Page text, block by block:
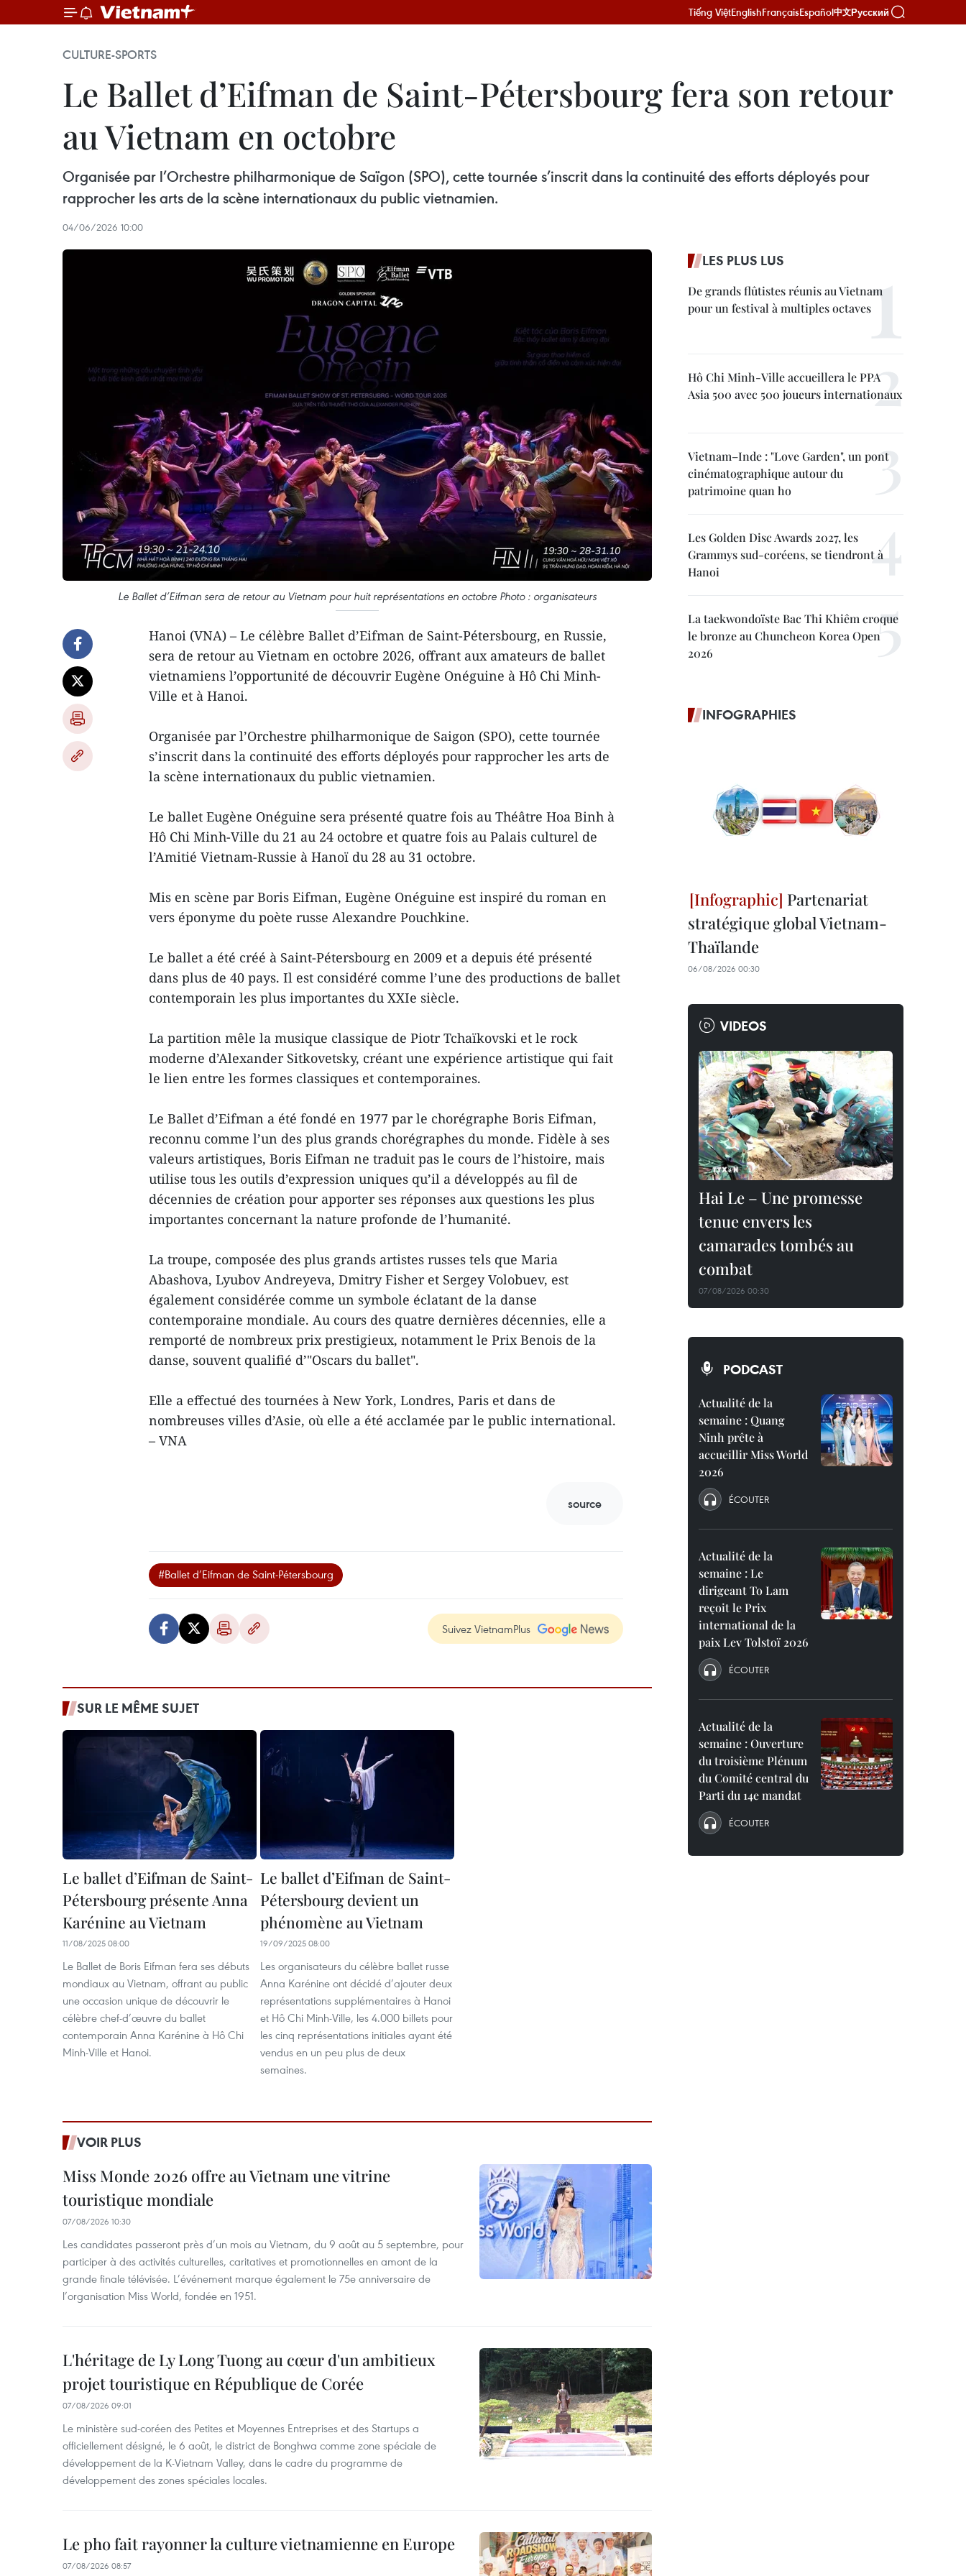
Tiếng ViệtEnglishFrançaisEspañol中文Русский
CULTURE-SPORTS
Le Ballet d’Eifman de Saint-Pétersbourg fera son retour
au Vietnam en octobre
Organisée par l’Orchestre philharmonique de Saïgon (SPO), cette tournée s’inscrit dans la continuité des efforts déployés pour
rapprocher les arts de la scène internationaux du public vietnamien.
04/06/2026 10:00
Le Ballet d’Eifman sera de retour au Vietnam pour huit représentations en octobre Photo : organisateurs
Hanoi (VNA) – Le célèbre Ballet d’Eifman de Saint-Pétersbourg, en Russie,
sera de retour au Vietnam en octobre 2026, offrant aux amateurs de ballet
vietnamiens l’opportunité de découvrir Eugène Onéguine à Hô Chi Minh-
Ville et à Hanoi.
Organisée par l’Orchestre philharmonique de Saigon (SPO), cette tournée
s’inscrit dans la continuité des efforts déployés pour rapprocher les arts de
la scène internationaux du public vietnamien.
Le ballet Eugène Onéguine sera présenté quatre fois au Théâtre Hoa Binh à
Hô Chi Minh-Ville du 21 au 24 octobre et quatre fois au Palais culturel de
l’Amitié Vietnam-Russie à Hanoï du 28 au 31 octobre.
Mis en scène par Boris Eifman, Eugène Onéguine est inspiré du roman en
vers éponyme du poète russe Alexandre Pouchkine.
Le ballet a été créé à Saint-Pétersbourg en 2009 et a depuis été présenté
dans plus de 40 pays. Il est considéré comme l’une des productions de ballet
contemporain les plus importantes du XXIe siècle.
La partition mêle la musique classique de Piotr Tchaïkovski et le rock
moderne d’Alexander Sitkovetsky, créant une expérience artistique qui fait
le lien entre les formes classiques et contemporaines.
Le Ballet d’Eifman a été fondé en 1977 par le chorégraphe Boris Eifman,
reconnu comme l’un des plus grands chorégraphes du monde. Fidèle à ses
valeurs artistiques, Boris Eifman ne traduit pas le cours de l’histoire, mais
utilise tous les outils d’expression uniques qu’il a développés au fil de
décennies de création pour apporter ses réponses aux questions les plus
importantes concernant la nature profonde de l’humanité.
La troupe, composée des plus grands artistes russes tels que Maria
Abashova, Lyubov Andreyeva, Dmitry Fisher et Sergey Volobuev, est
également considérée comme un symbole éclatant de la danse
contemporaine mondiale. Au cours des quatre dernières décennies, elle a
remporté de nombreux prix prestigieux, notamment le Prix Benois de la
danse, souvent qualifié d’"Oscars du ballet".
Elle a effectué des tournées à New York, Londres, Paris et dans de
nombreuses villes d’Asie, où elle a été acclamée par le public international.
– VNA
source
#Ballet d’Eifman de Saint-Pétersbourg
Suivez VietnamPlus
SUR LE MÊME SUJET
Le ballet d’Eifman de Saint-
Pétersbourg présente Anna
Karénine au Vietnam
11/08/2025 08:00
Le Ballet de Boris Eifman fera ses débuts
mondiaux au Vietnam, offrant au public
une occasion unique de découvrir le
célèbre chef-d’œuvre du ballet
contemporain Anna Karénine à Hô Chi
Minh-Ville et Hanoi.
Le ballet d’Eifman de Saint-
Pétersbourg devient un
phénomène au Vietnam
19/09/2025 08:00
Les organisateurs du célèbre ballet russe
Anna Karénine ont décidé d’ajouter deux
représentations supplémentaires à Hanoi
et Hô Chi Minh-Ville, les 4.000 billets pour
les cinq représentations initiales ayant été
vendus en un peu plus de deux
semaines.
VOIR PLUS
Miss Monde 2026 offre au Vietnam une vitrine
touristique mondiale
07/08/2026 10:30
Les candidates passeront près d’un mois au Vietnam, du 9 août au 5 septembre, pour
participer à des activités culturelles, caritatives et promotionnelles en amont de la
grande finale télévisée. L’événement marque également le 75e anniversaire de
l’organisation Miss World, fondée en 1951.
L'héritage de Ly Long Tuong au cœur d'un ambitieux
projet touristique en République de Corée
07/08/2026 09:01
Le ministère sud-coréen des Petites et Moyennes Entreprises et des Startups a
officiellement désigné, le 6 août, le district de Bonghwa comme zone spéciale de
développement de la K-Vietnam Valley, dans le cadre du programme de
développement des zones spéciales locales.
Le pho fait rayonner la culture vietnamienne en Europe
07/08/2026 08:57
LES PLUS LUS
De grands flûtistes réunis au Vietnam
pour un festival à multiples octaves
Hô Chi Minh-Ville accueillera le PPA
Asia 500 avec 500 joueurs internationaux
Vietnam–Inde : "Love Garden", un pont
cinématographique autour du
patrimoine quan ho
Les Golden Disc Awards 2027, les
Grammys sud-coréens, se tiendront à
Hanoi
La taekwondoïste Bac Thi Khiêm croque
le bronze au Chuncheon Korea Open
2026
INFOGRAPHIES
Partenariat
stratégique global Vietnam-
Thaïlande
06/08/2026 00:30
VIDEOS
Hai Le – Une promesse
tenue envers les
camarades tombés au
combat
07/08/2026 00:30
PODCAST
Actualité de la
semaine : Quang
Ninh prête à
accueillir Miss World
2026
ÉCOUTER
Actualité de la
semaine : Le
dirigeant To Lam
reçoit le Prix
international de la
paix Lev Tolstoï 2026
ÉCOUTER
Actualité de la
semaine : Ouverture
du troisième Plénum
du Comité central du
Parti du 14e mandat
ÉCOUTER